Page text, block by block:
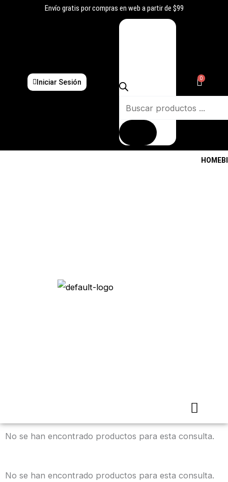
Envío gratis por compras en web a partir de $99
Iniciar Sesión
Búsqueda
0
HOME
Menú
No se han encontrado productos para esta consulta.
No se han encontrado productos para esta consulta.